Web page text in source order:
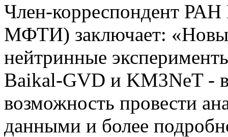
Член-корреспондент
МФТИ) заключает:
нейтринные
Baikal-GVD и KM3NeT -
возможность провести
данными и более